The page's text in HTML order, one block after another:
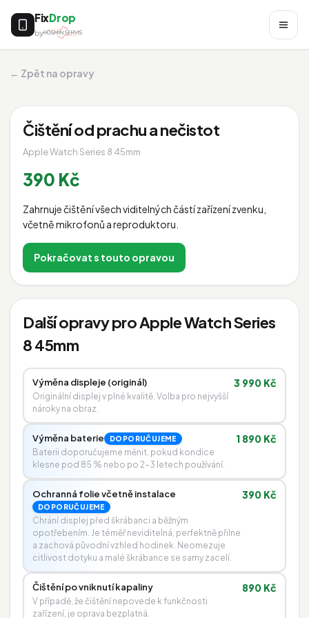
FixDrop
by
← Zpět na opravy
Čištění od prachu a nečistot
Apple Watch Series 8 45mm
390 Kč
Zahrnuje čištění všech viditelných částí zařízení zvenku,
včetně mikrofonů a reproduktoru.
Pokračovat s touto opravou
Další opravy pro Apple Watch Series
8 45mm
Výměna displeje (originál)
Originální displej v plné kvalitě. Volba pro nejvyšší
nároky na obraz.
3 990 Kč
Výměna baterie DOPORUČUJEME
Baterii doporučujeme měnit, pokud kondice
klesne pod 85 % nebo po 2–3 letech používání.
1 890 Kč
Ochranná folie včetně instalace
DOPORUČUJEME
Chrání displej před škrábanci a běžným
opotřebením. Je téměř neviditelná, perfektně přilne
a zachová původní vzhled hodinek. Neomezuje
citlivost dotyku a malé škrábance se samy zacelí.
390 Kč
Čištění po vniknutí kapaliny
V případě, že čištění nepovede k funkčnosti
zařízení, je oprava bezplatná.
890 Kč